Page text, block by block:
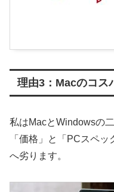
理由3：Macのコス
私はMacとWindowsの
「価格」と「PCスペ
へ劣ります。